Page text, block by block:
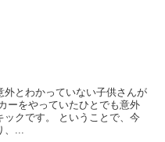
とわかっていない子供さんが
ーをやっていたひとでも意外
ックです。 ということで、今
...